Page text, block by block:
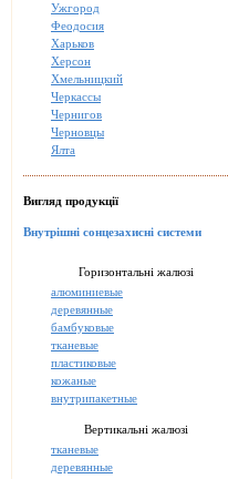
Ужгород
Феодосия
Харьков
Херсон
Хмельницкий
Черкассы
Чернигов
Черновцы
Ялта
Вигляд продукції
Внутрішні сонцезахисні системи
Горизонтальні жалюзі
алюминиевые
деревянные
бамбуковые
тканевые
пластиковые
кожаные
внутрипакетные
Вертикальні жалюзі
тканевые
деревянные